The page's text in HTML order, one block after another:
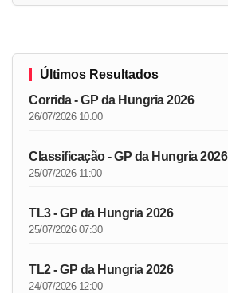
Últimos Resultados
Corrida - GP da Hungria 2026
26/07/2026 10:00
Classificação - GP da Hungria 2026
25/07/2026 11:00
TL3 - GP da Hungria 2026
25/07/2026 07:30
TL2 - GP da Hungria 2026
24/07/2026 12:00